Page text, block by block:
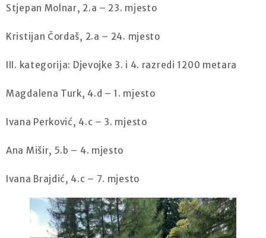
Stjepan Molnar, 2.a – 23. mjesto
Kristijan Čordaš, 2.a – 24. mjesto
III. kategorija: Djevojke 3. i 4. razredi 1200 metara
Magdalena Turk, 4.d – 1. mjesto
Ivana Perković, 4.c – 3. mjesto
Ana Mišir, 5.b – 4. mjesto
Ivana Brajdić, 4.c – 7. mjesto